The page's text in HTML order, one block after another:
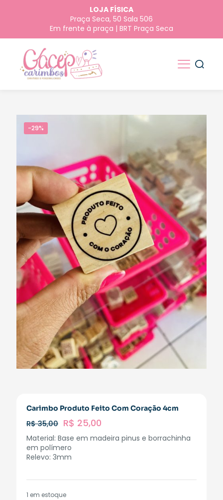
LOJA FÍSICA
Praça Seca, 50 Sala 506
Em frente à praça | BRT Praça Seca
-29%
Carimbo Produto Feito Com Coração 4cm
R$35,00 R$ 25,00
Material: Base em madeira pinus e borrachinha
em polímero
Relevo: 3mm
1 em estoque